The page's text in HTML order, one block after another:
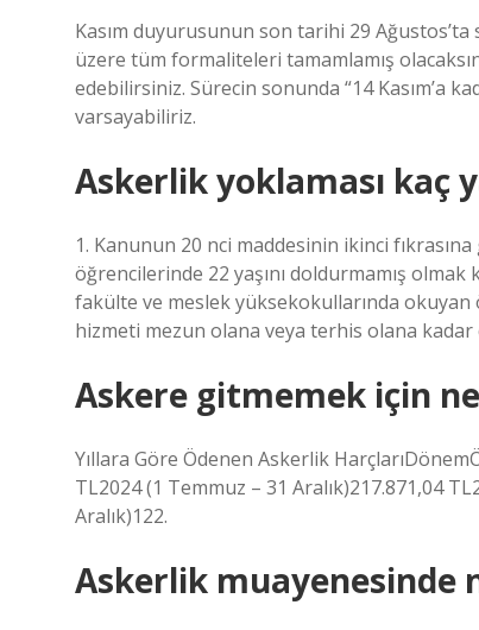
Kasım duyurusunun son tarihi 29
üzere tüm formaliteleri tamamlamış
edebilirsiniz. Sürecin sonunda “14 Kasım’a
varsayabiliriz.
Askerlik yoklaması kaç
1. Kanunun 20 nci maddesinin ikinci
öğrencilerinde 22 yaşını doldurmamış
fakülte ve meslek yüksekokullarında okuyan
hizmeti mezun olana veya terhis olana
Askere gitmemek için
Yıllara Göre Ödenen Askerlik
TL2024 (1 Temmuz – 31 Aralık)217.871,04
Aralık)122.
Askerlik muayenesinde